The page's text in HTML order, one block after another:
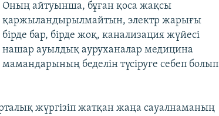
Оның айтуынша, бұған қоса жақсы
қаржыландырылмайтын, электр жарығы
бірде бар, бірде жоқ, канализация жүйесі
нашар ауылдық ауруханалар медицина
мамандарының беделін түсіруге себеп болып
жүргізіп жатқан жаңа сауалнаманың